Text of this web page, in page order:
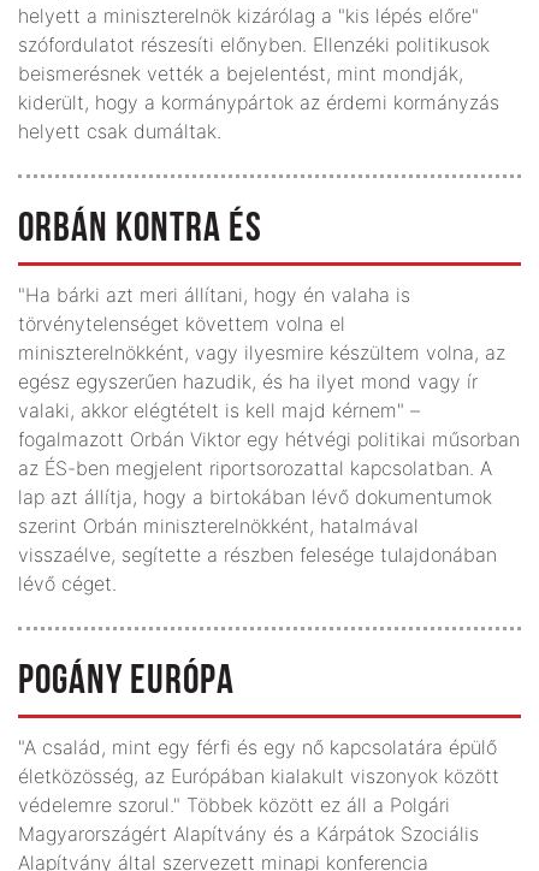
helyett a miniszterelnök kizárólag a "kis lépés előre"
szófordulatot részesíti előnyben. Ellenzéki politikusok
beismerésnek vették a bejelentést, mint mondják,
kiderült, hogy a kormánypártok az érdemi kormányzás
helyett csak dumáltak.
ORBÁN KONTRA ÉS
"Ha bárki azt meri állítani, hogy én valaha is
törvénytelenséget követtem volna el
miniszterelnökként, vagy ilyesmire készültem volna, az
egész egyszerűen hazudik, és ha ilyet mond vagy ír
valaki, akkor elégtételt is kell majd kérnem" –
fogalmazott Orbán Viktor egy hétvégi politikai műsorban
az ÉS-ben megjelent riportsorozattal kapcsolatban. A
lap azt állítja, hogy a birtokában lévő dokumentumok
szerint Orbán miniszterelnökként, hatalmával
visszaélve, segítette a részben felesége tulajdonában
lévő céget.
POGÁNY EURÓPA
"A család, mint egy férfi és egy nő kapcsolatára épülő
életközösség, az Európában kialakult viszonyok között
védelemre szorul." Többek között ez áll a Polgári
Magyarországért Alapítvány és a Kárpátok Szociális
Alapítvány által szervezett minapi konferencia